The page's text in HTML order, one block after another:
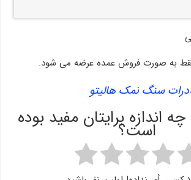
به صورت فروش عمده عرضه می شود.
سنگ نمک هالیتو
اندازه برایتان مفید بوده
است؟